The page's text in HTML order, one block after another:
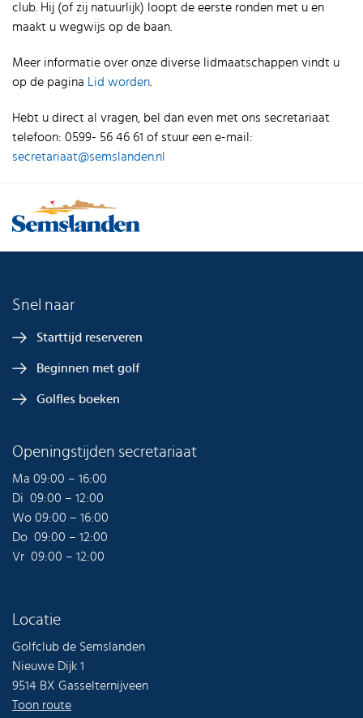
club. Hij (of zij natuurlijk) loopt de eerste ronden met u en
maakt u wegwijs op de baan.
Meer informatie over onze diverse lidmaatschappen vindt u
op de pagina
Lid worden
Hebt u direct al vragen, bel dan even met ons secretariaat
telefoon: 0599- 56 46 61 of stuur een e-mail:
secretariaat@semslanden.nl
Snel naar
Starttijd reserveren
Beginnen met golf
Golfles boeken
Openingstijden secretariaat
Ma 09:00 – 16:00
Di 09:00 – 12:00
Wo 09:00 – 16:00
Do 09:00 – 12:00
Vr 09:00 – 12:00
Locatie
Golfclub de Semslanden
Nieuwe Dijk 1
9514 BX Gasselternijveen
Toon route